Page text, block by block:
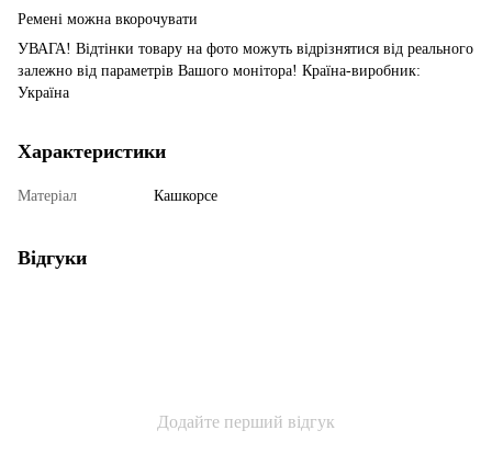
Ремені можна вкорочувати
УВАГА! Відтінки товару на фото можуть відрізнятися від реального
залежно від параметрів Вашого монітора! Країна-виробник:
Україна
Характеристики
Матеріал Кашкорсе
Відгуки
Додайте перший відгук